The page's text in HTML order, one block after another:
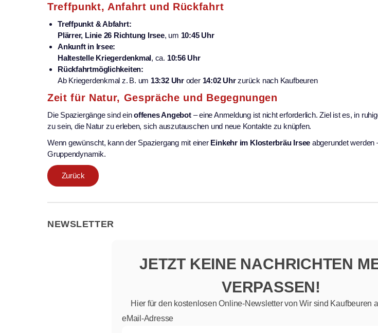
Treffpunkt, Anfahrt und Rückfahrt
Treffpunkt & Abfahrt:
Plärrer, Linie 26 Richtung Irsee, um 10:45 Uhr
Ankunft in Irsee:
Haltestelle Kriegerdenkmal, ca. 10:56 Uhr
Rückfahrtmöglichkeiten:
Ab Kriegerdenkmal z. B. um 13:32 Uhroder 14:02 Uhrzurück nach Kaufbeuren
Zeit für Natur, Gespräche und Begegnungen
Die Spaziergänge sind einoffenes Angebot– eine Anmeldung ist nicht erforderlich. Ziel ist es, in
zu sein, die Natur zu erleben, sich auszutauschen und neue Kontakte zu knüpfen.
Wenn gewünscht, kann der Spaziergang mit einer Einkehr im Klosterbräu Irsee abgerundet werden
Gruppendynamik.
Zurück
NEWSLETTER
JETZT KEINE NACHRICHTEN
VERPASSEN!
Hier für den kostenlosen Online-Newsletter von Wir sind Kaufbeuren
eMail-Adresse